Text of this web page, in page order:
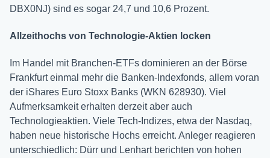
DBX0NJ) sind es sogar 24,7 und 10,6 Prozent.
Allzeithochs von Technologie-Aktien locken
Im Handel mit Branchen-ETFs dominieren an der Börse
Frankfurt einmal mehr die Banken-Indexfonds, allem voran
der iShares Euro Stoxx Banks (WKN 628930). Viel
Aufmerksamkeit erhalten derzeit aber auch
Technologieaktien. Viele Tech-Indizes, etwa der Nasdaq,
haben neue historische Hochs erreicht. Anleger reagieren
unterschiedlich: Dürr und Lenhart berichten von hohen